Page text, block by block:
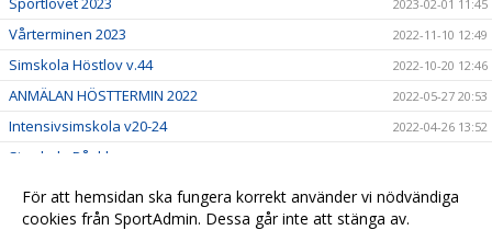
2023-02-01 11:45
Vårterminen 2023 2022-11-10 12:49
Simskola Höstlov v.44 2022-10-20 12:46
ANMÄLAN HÖSTTERMIN 2022 2022-05-27 20:53
Intensivsimskola v20-24 2022-04-26 13:52
Simskola Påsklov
Återanmälan 2021-12-01 00:35
Välkomna till vår nya hemsida! 2021-10-05 09:56
För att hemsidan ska fungera korrekt använder vi nödvändiga
cookies från SportAdmin. Dessa går inte att stänga av.